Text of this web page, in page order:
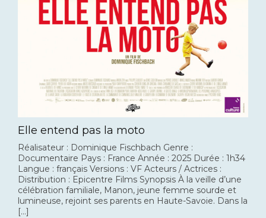
Elle entend pas la moto
Réalisateur : Dominique Fischbach Genre :
Documentaire Pays : France Année : 2025 Durée : 1h34
Langue : français Versions : VF Acteurs / Actrices :
Distribution : Epicentre Films Synopsis À la veille d’une
célébration familiale, Manon, jeune femme sourde et
lumineuse, rejoint ses parents en Haute-Savoie. Dans la
[…]